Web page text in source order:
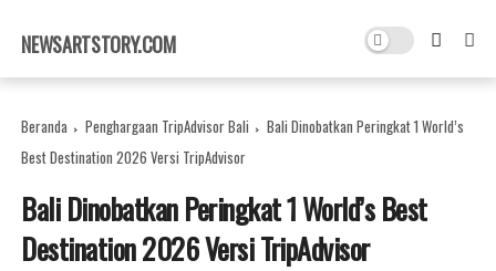
×
NEWSARTSTORY.COM
Beranda Penghargaan TripAdvisor Bali
Bali Dinobatkan Peringkat 1 World’s
Best Destination 2026 Versi TripAdvisor
Bali Dinobatkan Peringkat 1 World’s Best
Destination 2026 Versi TripAdvisor